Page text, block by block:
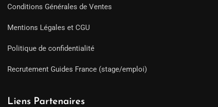
Conditions Générales de Ventes
Mentions Légales et CGU
Politique de confidentialité
Recrutement Guides France (stage/emploi)
Liens Partenaires